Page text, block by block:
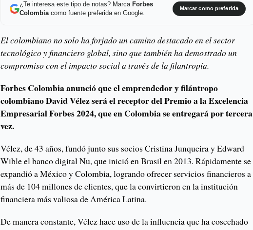
¿Te interesa este tipo de notas? Marca Forbes
Colombiacomo fuente preferida en Google.
Marcar como preferida
El colombiano no solo ha forjado un camino destacado en el sector
tecnológico y financiero global, sino que también ha demostrado un
compromiso con el impacto social a través de la filantropía.
Forbes Colombia anunció que el emprendedor y filántropo
colombiano David Vélez será el receptor del Premio a la Excelencia
Empresarial Forbes 2024, que en Colombia se entregará por tercera
vez.
Vélez, de 43 años, fundó junto sus socios Cristina Junqueira y Edward
Wible el banco digital Nu, que inició en Brasil en 2013. Rápidamente se
expandió a México y Colombia, logrando ofrecer servicios financieros a
más de 104 millones de clientes, que la convirtieron en la institución
financiera más valiosa de América Latina.
De manera constante, Vélez hace uso de la influencia que ha cosechado